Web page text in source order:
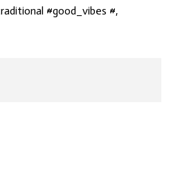
#good_vibes #,